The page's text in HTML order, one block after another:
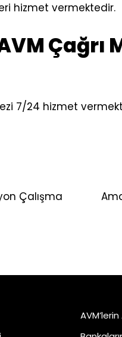
hizmet vermektedir.
Çağrı
7/24 hizmet
Çalışma